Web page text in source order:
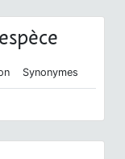
Synonymes